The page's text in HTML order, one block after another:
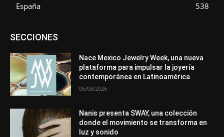
España
538
SECCIONESAsociaciones
Entrevistas
Mundo Técnico
Novedades Opiniones
Perspectiva
Premios
Secciones Sin categoría
Sucesos
Más
Nace Mexico Jewelry Week, una nueva
plataforma para impulsar la joyería
contemporánea en Latinoamérica
05/08/2026
Nanis presenta SWAY, una colección
donde el movimiento se transforma en
luz y sonido